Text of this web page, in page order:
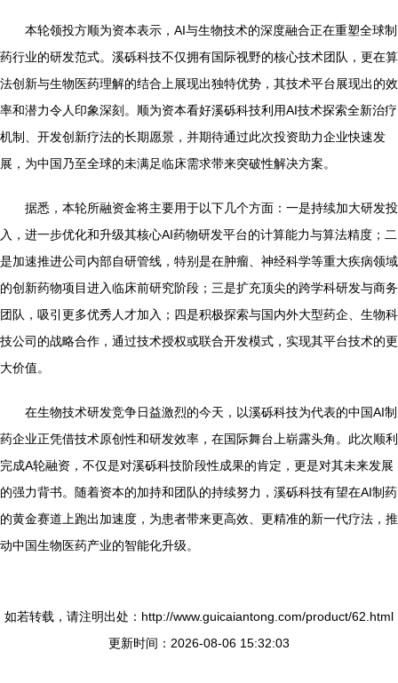
本轮领投方顺为资本表示，AI与生物技术的深度融合正在重塑全球制
药行业的研发范式。溪砾科技不仅拥有国际视野的核心技术团队，更在算
法创新与生物医药理解的结合上展现出独特优势，其技术平台展现出的效
率和潜力令人印象深刻。顺为资本看好溪砾科技利用AI技术探索全新治疗
机制、开发创新疗法的长期愿景，并期待通过此次投资助力企业快速发
展，为中国乃至全球的未满足临床需求带来突破性解决方案。
据悉，本轮所融资金将主要用于以下几个方面：一是持续加大研发投
入，进一步优化和升级其核心AI药物研发平台的计算能力与算法精度；二
是加速推进公司内部自研管线，特别是在肿瘤、神经科学等重大疾病领域
的创新药物项目进入临床前研究阶段；三是扩充顶尖的跨学科研发与商务
团队，吸引更多优秀人才加入；四是积极探索与国内外大型药企、生物科
技公司的战略合作，通过技术授权或联合开发模式，实现其平台技术的更
大价值。
在生物技术研发竞争日益激烈的今天，以溪砾科技为代表的中国AI制
药企业正凭借技术原创性和研发效率，在国际舞台上崭露头角。此次顺利
完成A轮融资，不仅是对溪砾科技阶段性成果的肯定，更是对其未来发展
的强力背书。随着资本的加持和团队的持续努力，溪砾科技有望在AI制药
的黄金赛道上跑出加速度，为患者带来更高效、更精准的新一代疗法，推
动中国生物医药产业的智能化升级。
如若转载，请注明出处：http://www.guicaiantong.com/product/62.html
更新时间：2026-08-06 15:32:03